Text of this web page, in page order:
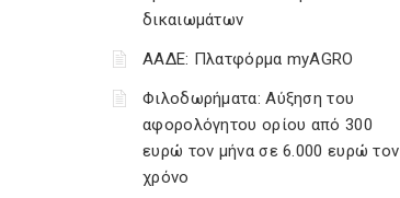
δικαιωμάτων
ΑΑΔΕ: Πλατφόρμα myAGRO
Φιλοδωρήματα: Αύξηση του
αφορολόγητου ορίου από 300
ευρώ τον μήνα σε 6.000 ευρώ τον
χρόνο